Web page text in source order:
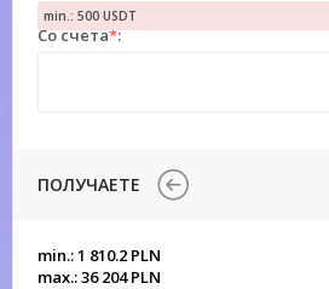
min.: 500 USDT
Со счета*:
ПОЛУЧАЕТЕ
min.: 1 810.2 PLN
max.: 36 204 PLN